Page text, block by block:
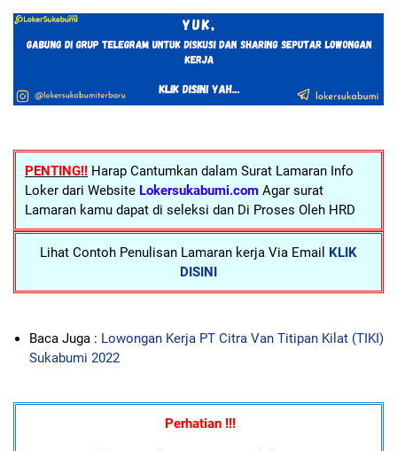
PENTING!! Harap Cantumkan dalam Surat Lamaran Info
Loker dari Website Lokersukabumi.com Agar surat
Lamaran kamu dapat di seleksi dan Di Proses Oleh HRD
Lihat Contoh Penulisan Lamaran kerja Via Email KLIK
DISINI
Baca Juga : Lowongan Kerja PT Citra Van Titipan Kilat (TIKI)
Sukabumi 2022
Perhatian !!!